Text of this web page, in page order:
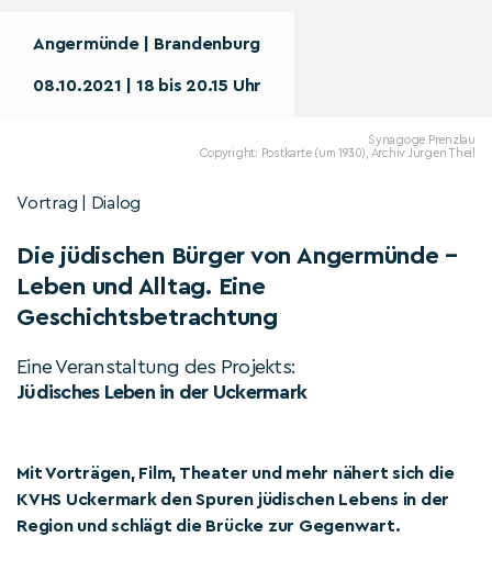
Angermünde | Brandenburg
08.10.2021 | 18 bis 20.15 Uhr
Synagoge Prenzlau
Copyright: Postkarte (um 1930), Archiv Jürgen Theil
Vortrag | Dialog
Die jüdischen Bürger von Angermünde –
Leben und Alltag. Eine
Geschichtsbetrachtung
Eine Veranstaltung des Projekts:
Jüdisches Leben in der Uckermark
Mit Vorträgen, Film, Theater und mehr nähert sich die
KVHS Uckermark den Spuren jüdischen Lebens in der
Region und schlägt die Brücke zur Gegenwart.